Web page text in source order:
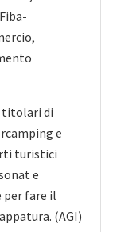
titolari di
e
turistici
e
per fare il
(AGI)